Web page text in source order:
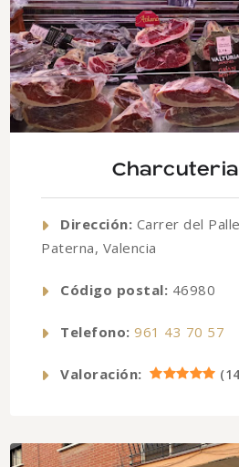
Dirección: Carrer del
Paterna, Valencia
Código postal: 46980
Telefono: 961 43 70 57
Valoración: (